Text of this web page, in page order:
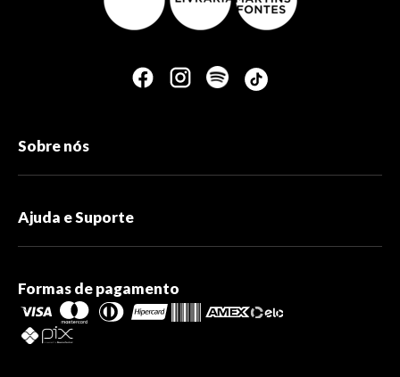
Sobre nós
Ajuda e Suporte
Formas de pagamento